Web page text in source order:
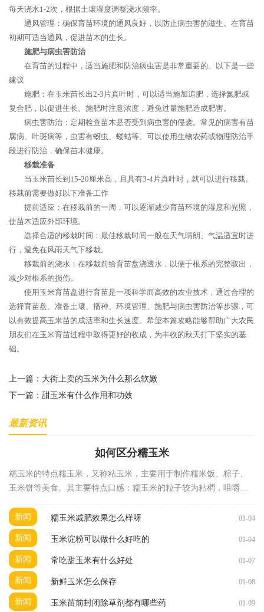
每天浇水1-2次，根据土壤湿度调整浇水频率。
通风管理：确保育苗环境的通风良好，以防止病虫害的滋生。在育苗
初期可适当通风，促进苗木的生长。
施肥与病虫害防治
在育苗的过程中，适当施肥和防治病虫害是非常重要的。以下是一些
建议
施肥：在玉米苗长出2-3片真叶时，可以适当施加追肥，选择氮肥或
复合肥，以促进生长。施肥时注意浓度，避免过量施肥造成肥害。
病虫害防治：定期检查苗木是否受到病虫害的侵袭。常见的病害有苗
腐病、叶斑病等，虫害有蚜虫、蝼蛄等。可以使用生物农药或物理防治手
段进行防治，确保苗木健康。
移栽准备
当玉米苗长到15-20厘米高，且具有3-4片真叶时，就可以进行移栽。
移栽前需要做好以下准备工作
提前适应：在移栽前的一周，可以逐渐减少育苗环境的湿度和光照，
使苗木适应外部环境。
选择合适的移栽时间：最佳移栽时间一般在天气晴朗、气温适宜时进
行，避免在风雨天气下移栽。
移栽前的浇水：在移栽前给育苗盘浇透水，以便于根系的完整取出，
减少对根系的损伤。
使用玉米育苗盘进行育苗是一项科学而高效的农业技术，通过合理的
选择育苗盘、准备土壤、播种、环境管理、施肥与病虫害防治等步骤，可
以有效提高玉米苗的成活率和生长速度。希望本篇攻略能够帮助广大农民
朋友们在玉米育苗过程中取得更好的收成，为丰收的秋天打下坚实的基
础。
上一篇： 大街上卖的玉米为什么那么软嫩
下一篇： 甜玉米有什么作用和功效
最新资讯
如何区分糯玉米
糯玉米的特点糯玉米，又称粘玉米，主要用于制作糯米饭、粽子、
玉米饼等美食。其主要特点口感：糯玉米的粒子较为粘稠，咀嚼时
新闻
糯玉米减肥效果怎么样呀 01-04
新闻 玉米淀粉可以做什么好吃的 01-04
新闻 常吃甜玉米有什么好处 01-07
新闻 新鲜玉米怎么保存 01-08
新闻 玉米苗前封闭除草剂都有哪些药 01-09